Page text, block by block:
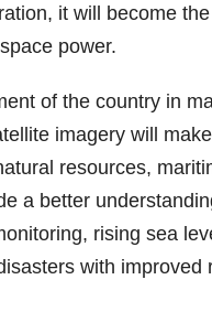
it will become
power.
of the country in
imagery will
resources,
a better
rising sea
with